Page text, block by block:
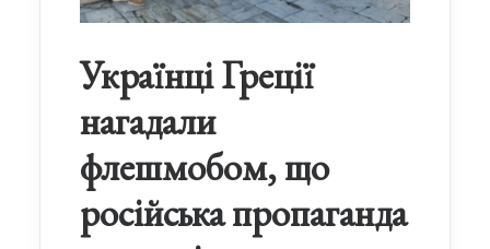
Українці Греції
нагадали
флешмобом, що
російська пропаганда